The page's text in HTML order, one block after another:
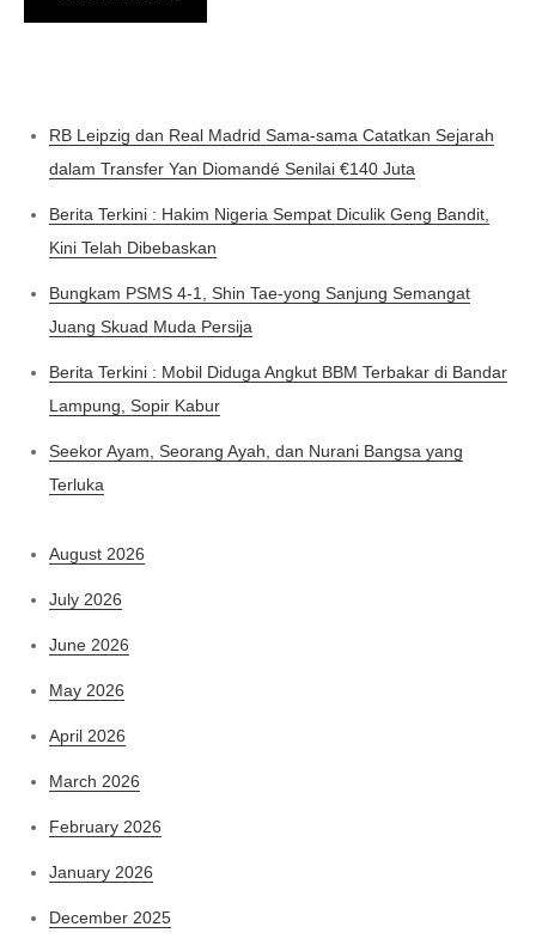
RB Leipzig dan Real Madrid Sama-sama Catatkan Sejarah
dalam Transfer Yan Diomandé Senilai €140 Juta
Berita Terkini : Hakim Nigeria Sempat Diculik Geng Bandit,
Kini Telah Dibebaskan
Bungkam PSMS 4-1, Shin Tae-yong Sanjung Semangat
Juang Skuad Muda Persija
Berita Terkini : Mobil Diduga Angkut BBM Terbakar di Bandar
Lampung, Sopir Kabur
Seekor Ayam, Seorang Ayah, dan Nurani Bangsa yang
Terluka
August 2026
July 2026
June 2026
May 2026
April 2026
March 2026
February 2026
January 2026
December 2025